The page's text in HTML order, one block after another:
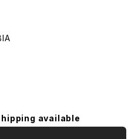
available